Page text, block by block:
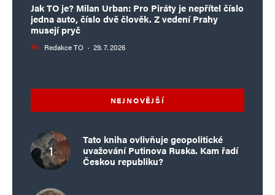
Jak TO je? Milan Urban: Pro Piráty je nepřítel číslo
jedna auto, číslo dvě člověk. Z vedení Prahy
musejí pryč
Redakce TO · 29. 7. 2026
NEJNOVĚJŠÍ
Tato kniha ovlivňuje geopolitické
uvažování Putinova Ruska. Kam řadí
Českou republiku?